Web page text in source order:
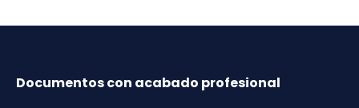
Documentos con acabado profesional